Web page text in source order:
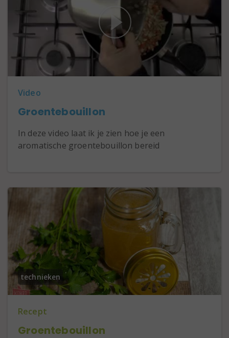
Video
Groentebouillon
In deze video laat ik je zien hoe je een
aromatische groentebouillon bereid
technieken
Recept
Groentebouillon